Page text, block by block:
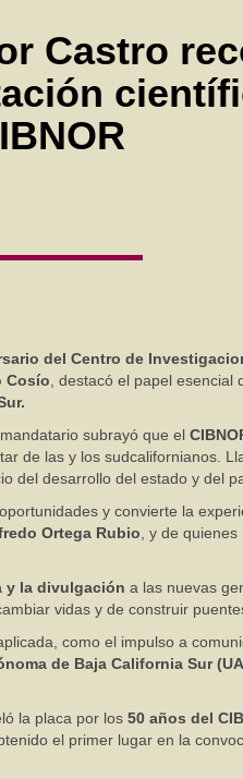
Castro
del Centro de
Cosío , destacó el papel
subrayó que el
de las y los sudcalifornianos.
del desarrollo del estado y del
y convierte la
Ortega Rubio , y de
y la divulgación a las nuevas
vidas y de construir
como el impulso a
de Baja California Sur
la placa por los 50 años del
el primer lugar en la